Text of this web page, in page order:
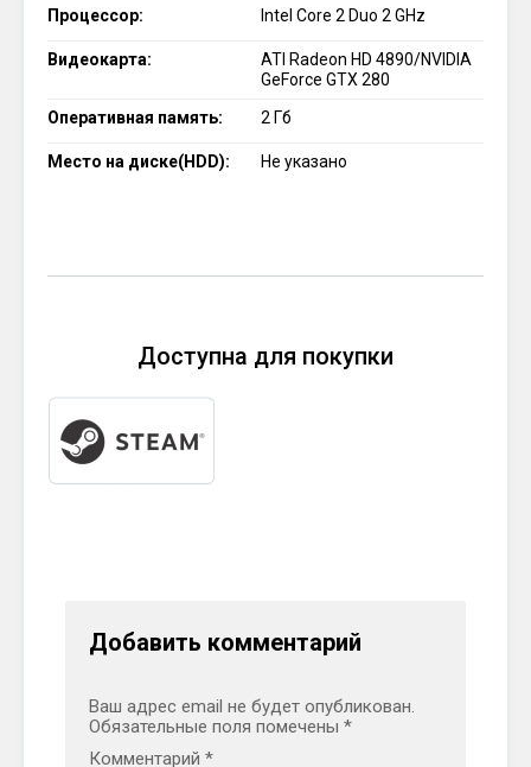
Процессор:
Intel Core 2 Duo 2 GHz
Видеокарта:
ATI Radeon HD 4890/NVIDIA
GeForce GTX 280
Оперативная память:
2 Гб
Место на диске(HDD): Не указано
Доступна для покупки
Добавить комментарий
Ваш адрес email не будет опубликован.
Обязательные поля помечены *
Комментарий *